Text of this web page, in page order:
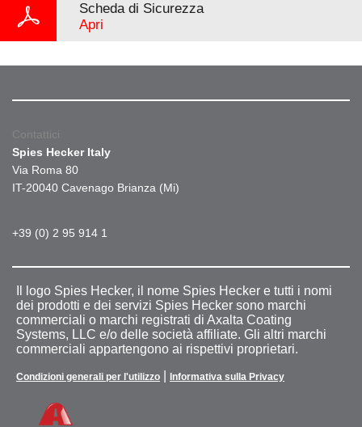
Scheda di Sicurezza
Apri
Contattici
Spies Hecker Italy
Via Roma 80
IT-20040 Cavenago Brianza (Mi)
+39 (0) 2 95 914 1
Il logo Spies Hecker, il nome Spies Hecker e tutti i nomi
dei prodotti e dei servizi Spies Hecker sono marchi
commerciali o marchi registrati di Axalta Coating
Systems, LLC e/o delle società affiliate. Gli altri marchi
commerciali appartengono ai rispettivi proprietari.
Condizioni generali per l'utilizzo Informativa sulla Privacy